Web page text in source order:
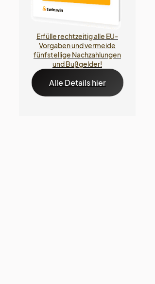
Erfülle rechtzeitig alle EU-
Vorgaben und vermeide
fünfstellige Nachzahlungen
und Bußgelder!
Alle Details hier